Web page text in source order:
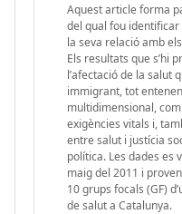
Aquest article forma
del qual fou identificar
la seva relació amb
Els resultats que s’hi
l’afectació de la salut
immigrant, tot
multidimensional,
exigències vitals i,
entre salut i justícia
política. Les dades es
maig del 2011 i
10 grups focals (GF)
de salut a Catalunya.